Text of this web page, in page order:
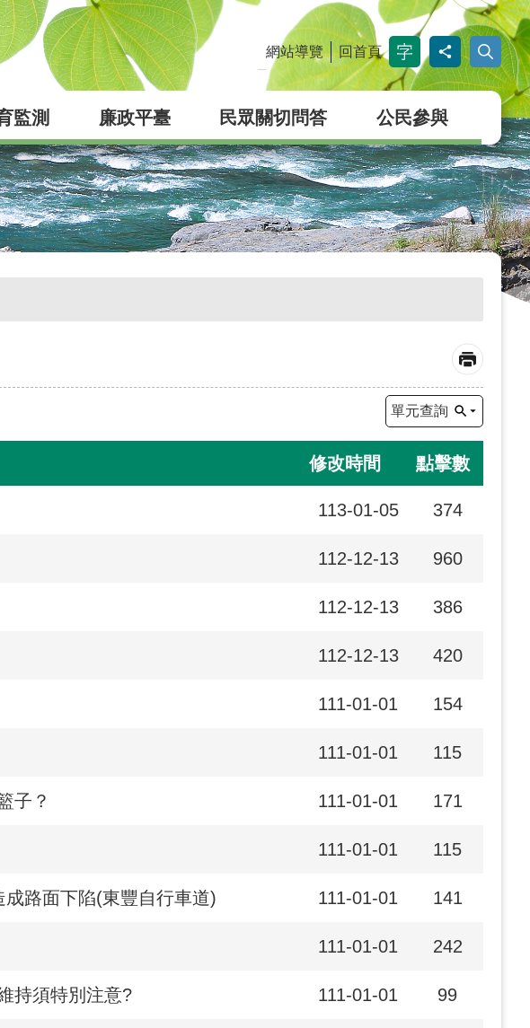
網站導覽 回首頁
監測 廉政平臺 民眾關切問答 公民參與
單元查詢
修改時間 點擊數
113-01-05 374
112-12-13 960
112-12-13 386
112-12-13 420
111-01-01 154
111-01-01 115
子？ 111-01-01 171
111-01-01 115
路面下陷(東豐自行車道) 111-01-01 141
111-01-01 242
持須特別注意? 111-01-01 99